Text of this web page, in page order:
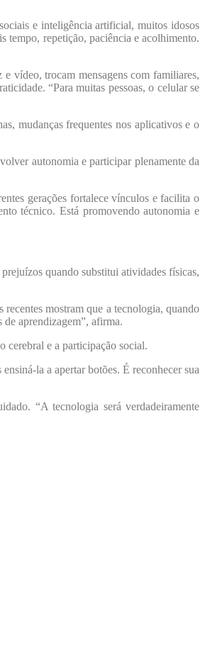
e inteligência artificial, muitos idosos
tempo, repetição, paciência e acolhimento.
vídeo, trocam mensagens com familiares,
“Para muitas pessoas, o celular se
mudanças frequentes nos aplicativos e o
autonomia e participar plenamente da
gerações fortalece vínculos e facilita o
técnico. Está promovendo autonomia e
quando substitui atividades físicas,
mostram que a tecnologia, quando
aprendizagem”, afirma.
cerebral e a participação social.
la a apertar botões. É reconhecer sua
“A tecnologia será verdadeiramente